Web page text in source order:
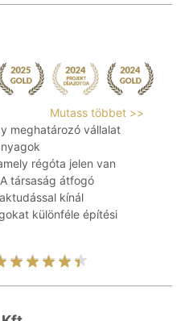
Mutass többet >>
meghatározó vállalat
régóta jelen van
társaság átfogó
kínál
különféle építési